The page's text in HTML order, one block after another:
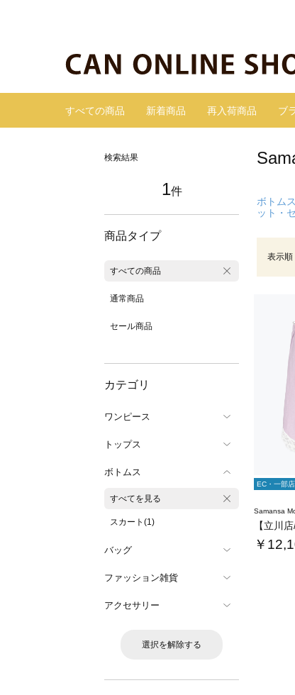
すべての商品 新着商品 再入荷商品 ブ
検索結果
1件
商品タイプ
すべての商品
通常商品
セール商品
カテゴリ
ワンピース
トップス
ボトムス
すべてを見る
スカート(1)
バッグ
ファッション雑貨
アクセサリー
選択を解除する
ボトムス
ット・
表示順
EC・一部
Samansa
￥